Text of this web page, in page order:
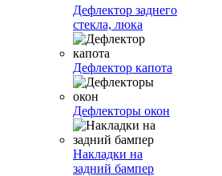
Дефлектор заднего
стекла, люка
Дефлектор капота
Дефлекторы окон
Накладки на
задний бампер